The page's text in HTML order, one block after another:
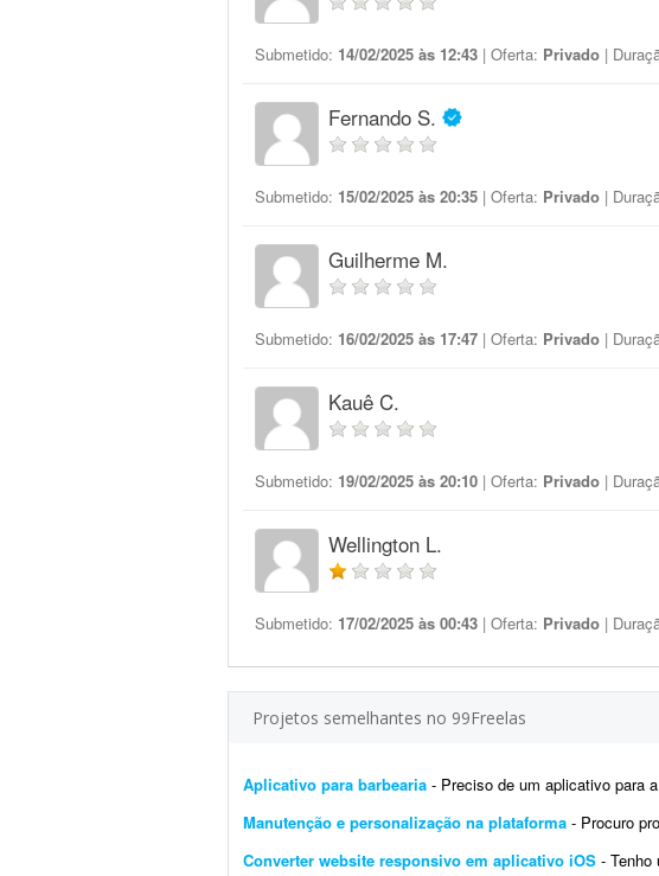
Submetido: 14/02/2025 às 12:43 | Oferta: Privado |
Fernando S.
Submetido: 15/02/2025 às 20:35 | Oferta: Privado |
Guilherme M.
Submetido: 16/02/2025 às 17:47 | Oferta: Privado |
Kauê C.
Submetido: 19/02/2025 às 20:10 | Oferta: Privado |
Wellington L.
Submetido: 17/02/2025 às 00:43 | Oferta: Privado |
Projetos semelhantes no 99Freelas
Aplicativo para barbearia - Preciso de um aplicativo para a
Manutenção e personalização na plataforma - Procuro
Converter website responsivo em aplicativo iOS - Tenho